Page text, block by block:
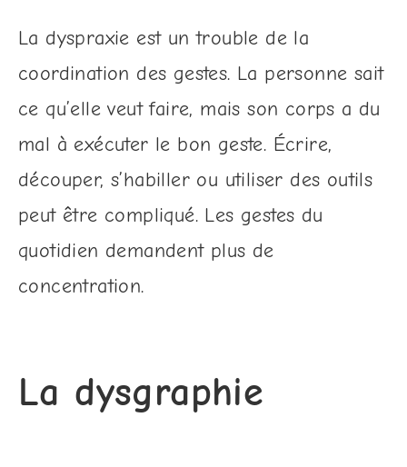
La dyspraxie est un trouble de la
coordination des gestes. La personne sait
ce qu’elle veut faire, mais son corps a du
mal à exécuter le bon geste. Écrire,
découper, s’habiller ou utiliser des outils
peut être compliqué. Les gestes du
quotidien demandent plus de
concentration.
La dysgraphie